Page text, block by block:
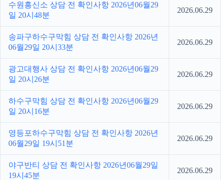
수원흥신소 상담 전 확인사항 2026년06월29
일 20시48분
2026.06.29
송파구하수구막힘 상담 전 확인사항 2026년
06월29일 20시33분
2026.06.29
광고대행사 상담 전 확인사항 2026년06월29
일 20시26분
2026.06.29
하수구막힘 상담 전 확인사항 2026년06월29
일 20시16분
2026.06.29
영등포하수구막힘 상담 전 확인사항 2026년
06월29일 19시51분
2026.06.29
야구반티 상담 전 확인사항 2026년06월29일
19시45분
2026.06.29